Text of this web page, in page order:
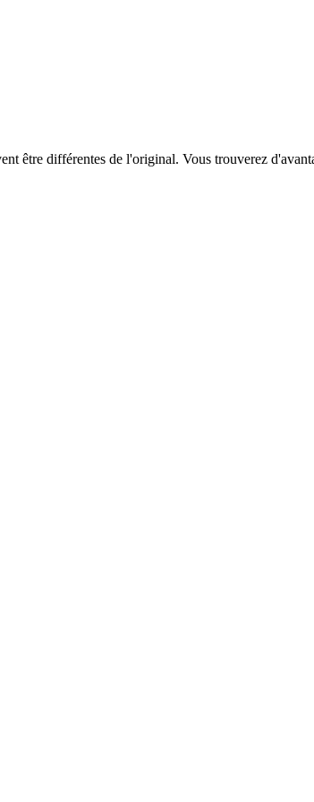
être différentes de l'original. Vous trouverez